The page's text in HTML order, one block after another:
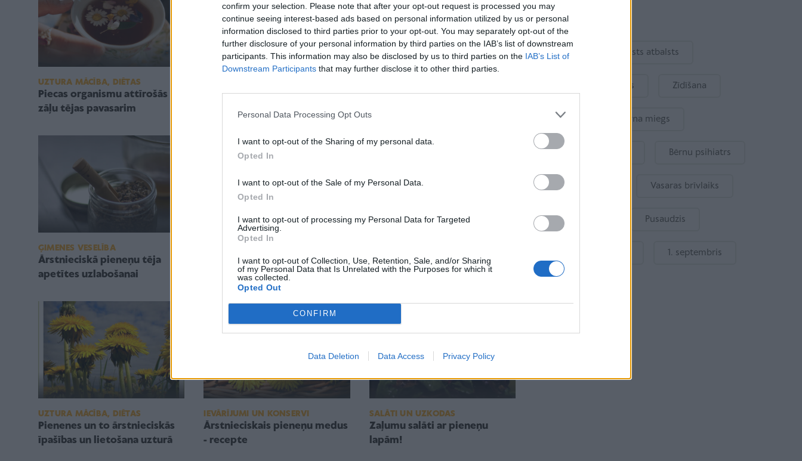
confirm your selection. Please note that after your opt-out request is processed you may
continue seeing interest-based ads based on personal information utilized by us or personal
information disclosed to third parties prior to your opt-out. You may separately opt-out of the
further disclosure of your personal information by third parties on the IAB’s list of downstream
participants. This information may also be disclosed by us to third parties on the IAB’s List of
Downstream Participants that may further disclose it to other third parties.
Personal Data Processing Opt Outs
I want to opt-out of the Sharing of my personal data.
Opted In
I want to opt-out of the Sale of my Personal Data.
Opted In
I want to opt-out of processing my Personal Data for Targeted
Advertising.
Opted In
I want to opt-out of Collection, Use, Retention, Sale, and/or Sharing
of my Personal Data that Is Unrelated with the Purposes for which it
was collected.
Opted Out
CONFIRM
Data Deletion Data Access Privacy Policy
UZTURA MĀCĪBA, DIĒTAS
Piecas organismu attīrošās
zāļu tējas pavasarim
Kā cīnīties ar pienenēm zālājā
Kā visgardāk apēst pieneni.
ĢIMENES VESELĪBA
Ārstnieciskā pieneņu tēja
apetītes uzlabošanai
Ceptas pieneņu rozetes Pieneņu medus. RECEPTE
UZTURA MĀCĪBA, DIĒTAS
Pienenes un to ārstnieciskās
īpašības un lietošana uzturā
IEVĀRĪJUMI UN KONSERVI
Ārstnieciskais pieneņu medus
- recepte
SALĀTI UN UZKODAS
Zaļumu salāti ar pieneņu
lapām!
Aktuāli
Ukraina Valsts atbalsts
Kur šodien atpūsties Zīdīšana
Drošība Bērna miegs
Bērnu psihiatrs
Bērna emocijas Vasaras brīvlaiks
Bērnu drošība Pusaudzis
1. septembris